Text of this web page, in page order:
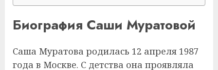
Биография Саши Муратовой
Саша Муратова родилась 12 апреля 1987
года в Москве. С детства она проявляла